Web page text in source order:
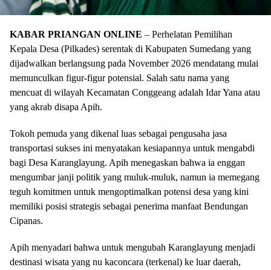
KABAR PRIANGAN ONLINE – Perhelatan Pemilihan
Kepala Desa (Pilkades) serentak di Kabupaten Sumedang yang
dijadwalkan berlangsung pada November 2026 mendatang mulai
memunculkan figur-figur potensial. Salah satu nama yang
mencuat di wilayah Kecamatan Conggeang adalah Idar Yana atau
yang akrab disapa Apih.
​Tokoh pemuda yang dikenal luas sebagai pengusaha jasa
transportasi sukses ini menyatakan kesiapannya untuk mengabdi
bagi Desa Karanglayung. Apih menegaskan bahwa ia enggan
mengumbar janji politik yang muluk-muluk, namun ia memegang
teguh komitmen untuk mengoptimalkan potensi desa yang kini
memiliki posisi strategis sebagai penerima manfaat Bendungan
Cipanas.
​Apih menyadari bahwa untuk mengubah Karanglayung menjadi
destinasi wisata yang nu kaconcara (terkenal) ke luar daerah,